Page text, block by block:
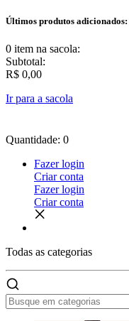
Últimos produtos adicionados:
0 item na sacola:
Subtotal:
R$ 0,00
Ir para a sacola
Quantidade: 0
Fazer login
Criar conta
Fazer login
Criar conta
Todas as categorias